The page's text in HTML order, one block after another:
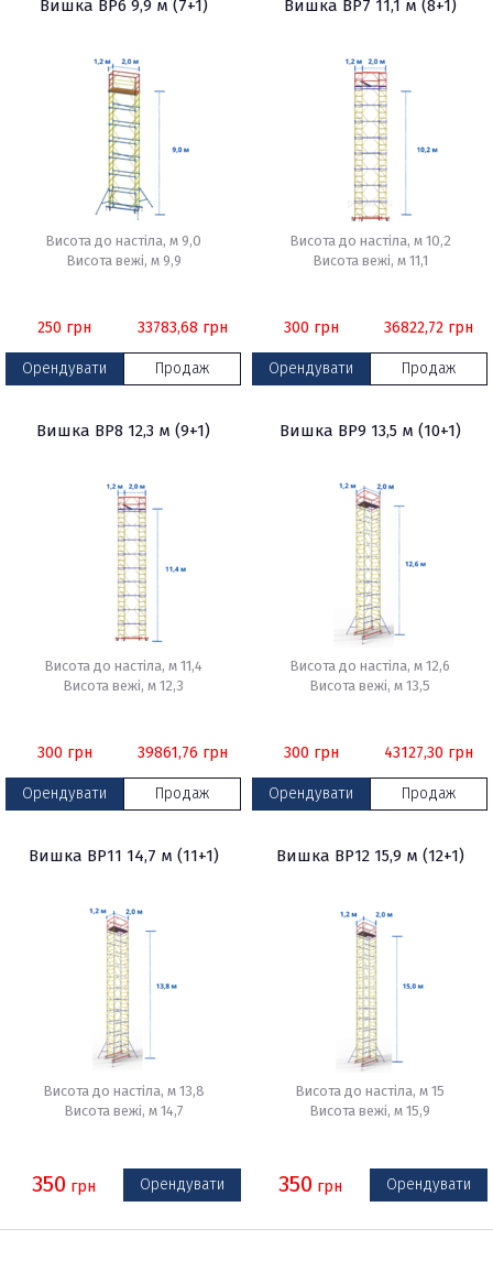
Вишка ВР6 9,9 м (7+1)
Висота до настіла, м 9,0
Висота вежі, м 9,9
250 грн
Орендувати
33783,68 грн
Продаж
Вишка ВР7 11,1 м (8+1)
Висота до настіла, м 10,2
Висота вежі, м 11,1
300 грн
Орендувати
36822,72 грн
Продаж
Вишка ВР8 12,3 м (9+1)
Висота до настіла, м 11,4
Висота вежі, м 12,3
300 грн
Орендувати
39861,76 грн
Продаж
Вишка ВР9 13,5 м (10+1)
Висота до настіла, м 12,6
Висота вежі, м 13,5
300 грн
Орендувати
43127,30 грн
Продаж
Вишка ВР11 14,7 м (11+1)
Висота до настіла, м 13,8
Висота вежі, м 14,7
350 грн Орендувати
Вишка ВР12 15,9 м (12+1)
Висота до настіла, м 15
Висота вежі, м 15,9
350 грн Орендувати